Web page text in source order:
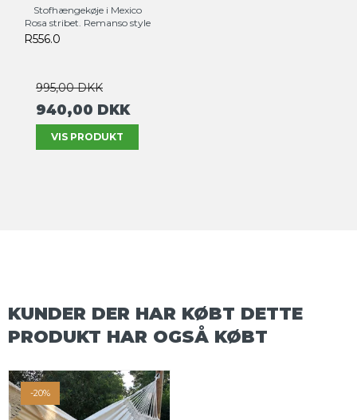
Stofhængekøje i Mexico
Rosa stribet. Remanso style
R556.0
995,00 DKK
940,00 DKK
VIS PRODUKT
KUNDER DER HAR KØBT DETTE
PRODUKT HAR OGSÅ KØBT
-20%